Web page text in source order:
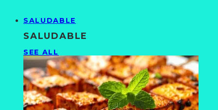
SALUDABLE
SALUDABLE
SEE ALL